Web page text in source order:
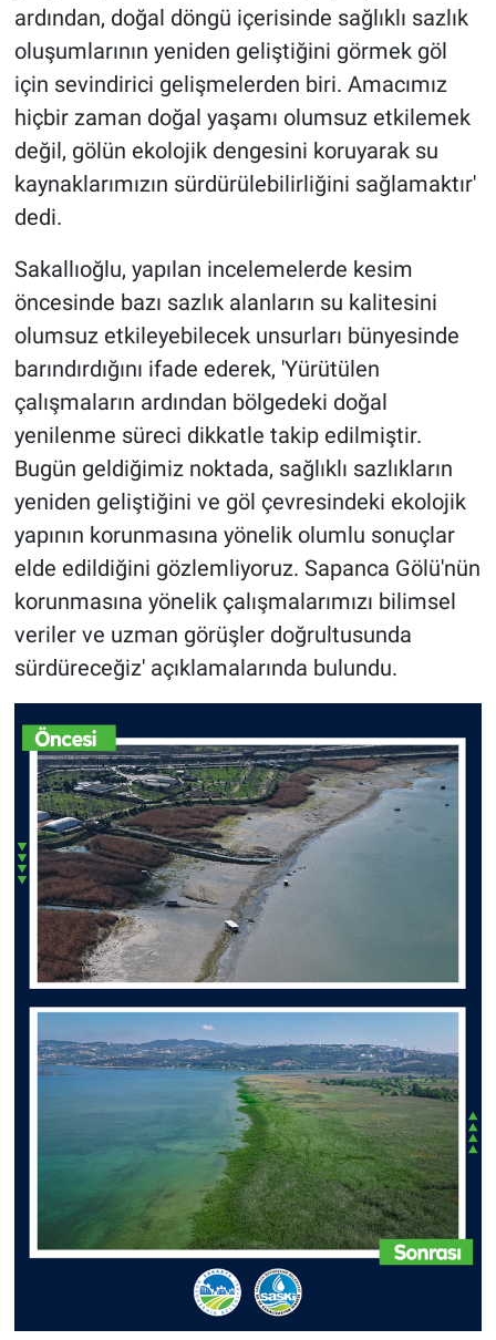
ardından, doğal döngü içerisinde sağlıklı sazlık
oluşumlarının yeniden geliştiğini görmek göl
için sevindirici gelişmelerden biri. Amacımız
hiçbir zaman doğal yaşamı olumsuz etkilemek
değil, gölün ekolojik dengesini koruyarak su
kaynaklarımızın sürdürülebilirliğini sağlamaktır'
dedi.
Sakallıoğlu, yapılan incelemelerde kesim
öncesinde bazı sazlık alanların su kalitesini
olumsuz etkileyebilecek unsurları bünyesinde
barındırdığını ifade ederek, 'Yürütülen
çalışmaların ardından bölgedeki doğal
yenilenme süreci dikkatle takip edilmiştir.
Bugün geldiğimiz noktada, sağlıklı sazlıkların
yeniden geliştiğini ve göl çevresindeki ekolojik
yapının korunmasına yönelik olumlu sonuçlar
elde edildiğini gözlemliyoruz. Sapanca Gölü'nün
korunmasına yönelik çalışmalarımızı bilimsel
veriler ve uzman görüşler doğrultusunda
sürdüreceğiz' açıklamalarında bulundu.